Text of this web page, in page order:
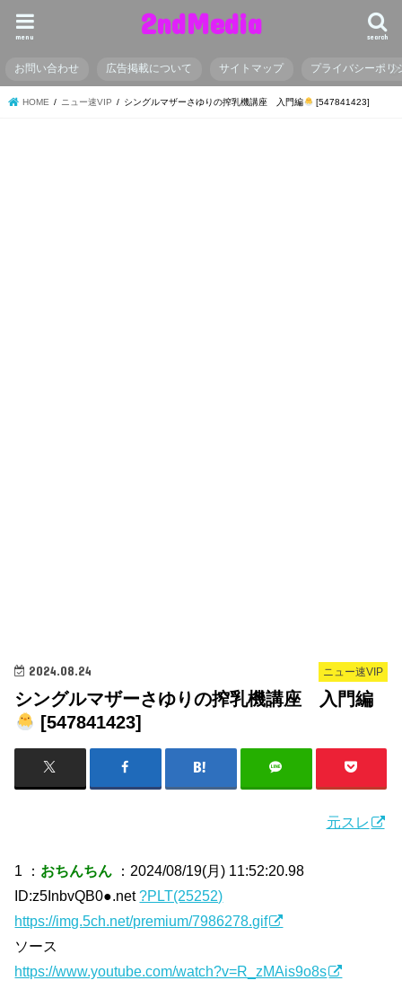
2ndMedia search
menu
お問い合わせ 広告掲載について サイトマップ プライバシーポリ
HOME ニュー速VIP シングルマザーさゆりの搾乳機講座 入門編 [547841423]
ニュー速VIP
2024.08.24
シングルマザーさゆりの搾乳機講座 入門編
[547841423]
元スレ
1 ： おちんちん
：2024/08/19(月) 11:52:20.98
ID:z5InbvQB0●.net?PLT(25252)
https://img.5ch.net/premium/7986278.gif
ソース
https://www.youtube.com/watch?v=R_zMAis9o8s